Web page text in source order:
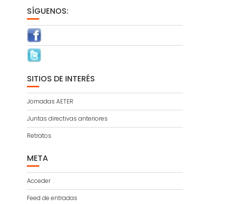
SÍGUENOS:
SITIOS DE INTERÉS
Jornadas AETER
Juntas directivas anteriores
Retratos
META
Acceder
Feed de entradas